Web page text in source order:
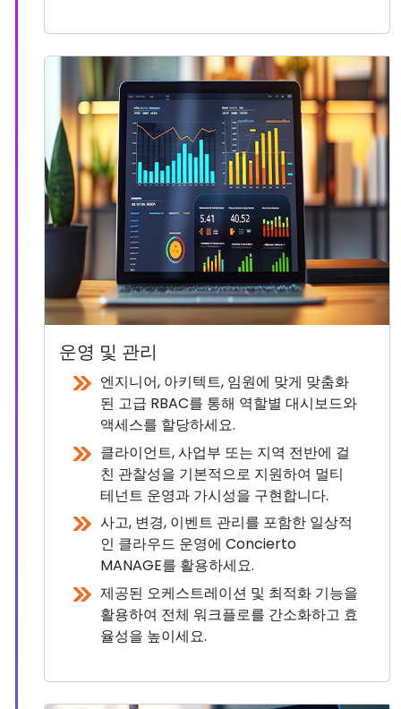
운영 및 관리
엔지니어, 아키텍트, 임원에 맞게 맞춤화
된 고급 RBAC를 통해 역할별 대시보드와
액세스를 할당하세요.
클라이언트, 사업부 또는 지역 전반에 걸
친 관찰성을 기본적으로 지원하여 멀티
테넌트 운영과 가시성을 구현합니다.
사고, 변경, 이벤트 관리를 포함한 일상적
인 클라우드 운영에 Concierto
MANAGE를 활용하세요.
제공된 오케스트레이션 및 최적화 기능을
활용하여 전체 워크플로를 간소화하고 효
율성을 높이세요.